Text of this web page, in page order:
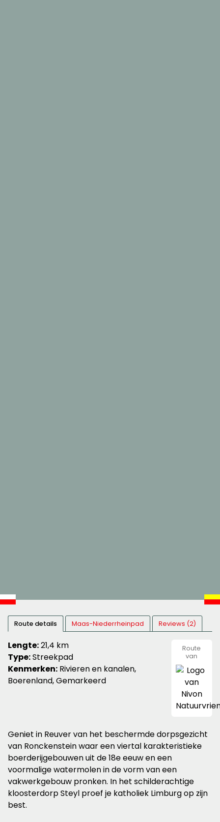
Route details Maas-Niederrheinpad Reviews (2)
Lengte:21,4 km
Type:Streekpad
Kenmerken: Rivieren en kanalen,
Boerenland, Gemarkeerd
Route
van
Geniet in Reuver van het beschermde dorpsgezicht
van Ronckenstein waar een viertal karakteristieke
boerderijgebouwen uit de 18e eeuw en een
voormalige watermolen in de vorm van een
vakwerkgebouw pronken. In het schilderachtige
kloosterdorp Steyl proef je katholiek Limburg op zijn
best.